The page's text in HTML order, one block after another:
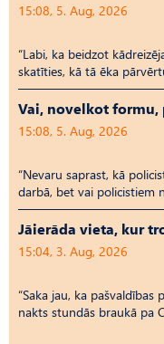
15:08, 5. Aug, 2026
“Labi, ka beidzot
skatīties, kā tā ēka
Vai, novelkot formu,
15:08, 5. Aug, 2026
“Nevaru saprast, kā
darbā, bet vai policistiem
Jāierāda vieta, kur
15:04, 3. Aug, 2026
“Saka jau, ka
nakts stundās braukā pa